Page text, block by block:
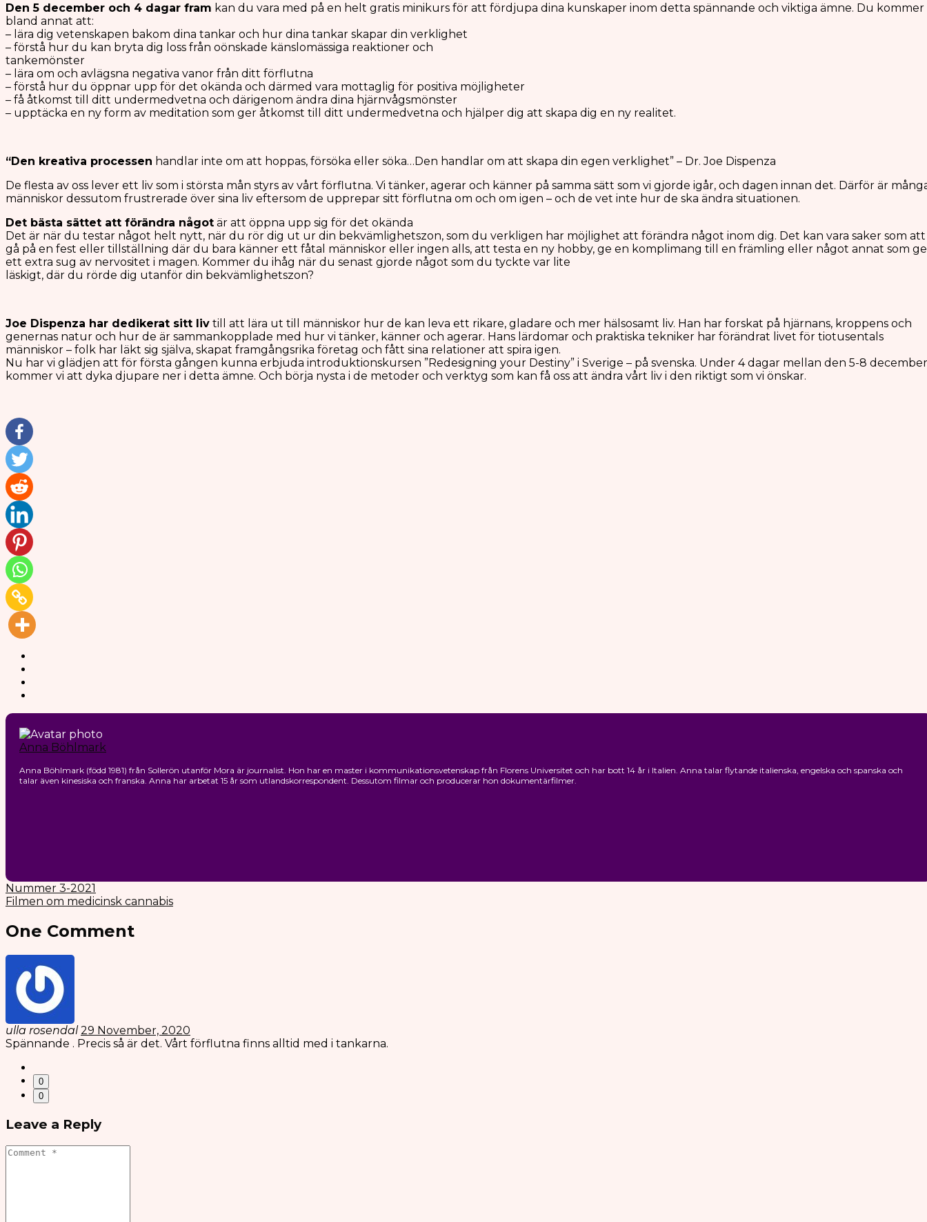
Den 5 december och 4 dagar fram kan du vara med på en helt gratis minikurs för att fördjupa dina kunskaper inom detta spännande och viktiga ämne. Du kommer
bland annat att:
– lära dig vetenskapen bakom dina tankar och hur dina tankar skapar din verklighet
– förstå hur du kan bryta dig loss från oönskade känslomässiga reaktioner och
tankemönster
– lära om och avlägsna negativa vanor från ditt förflutna
– förstå hur du öppnar upp för det okända och därmed vara mottaglig för positiva möjligheter
– få åtkomst till ditt undermedvetna och därigenom ändra dina hjärnvågsmönster
– upptäcka en ny form av meditation som ger åtkomst till ditt undermedvetna och hjälper dig att skapa dig en ny realitet.
“Den kreativa processen handlar inte om att hoppas, försöka eller söka…Den handlar om att skapa din egen verklighet” – Dr. Joe Dispenza
De flesta av oss lever ett liv som i största mån styrs av vårt förflutna. Vi tänker, agerar och känner på samma sätt som vi gjorde igår, och dagen innan det. Därför är
människor dessutom frustrerade över sina liv eftersom de upprepar sitt förflutna om och om igen – och de vet inte hur de ska ändra situationen.
Det bästa sättet att förändra något är att öppna upp sig för det okända
Det är när du testar något helt nytt, när du rör dig ut ur din bekvämlighetszon, som du verkligen har möjlighet att förändra något inom dig. Det kan vara saker som att
gå på en fest eller tillställning där du bara känner ett fåtal människor eller ingen alls, att testa en ny hobby, ge en komplimang till en främling eller något annat som
ett extra sug av nervositet i magen. Kommer du ihåg när du senast gjorde något som du tyckte var lite
läskigt, där du rörde dig utanför din bekvämlighetszon?
Joe Dispenza har dedikerat sitt liv till att lära ut till människor hur de kan leva ett rikare, gladare och mer hälsosamt liv. Han har forskat på hjärnans, kroppens och
genernas natur och hur de är sammankopplade med hur vi tänker, känner och agerar. Hans lärdomar och praktiska tekniker har förändrat livet för tiotusentals
människor – folk har läkt sig själva, skapat framgångsrika företag och fått sina relationer att spira igen.
Nu har vi glädjen att för första gången kunna erbjuda introduktionskursen ”Redesigning your Destiny” i Sverige – på svenska. Under 4 dagar mellan den 5-8 december
kommer vi att dyka djupare ner i detta ämne. Och börja nysta i de metoder och verktyg som kan få oss att ändra vårt liv i den riktigt som vi önskar.
Anna Böhlmark
Anna Böhlmark (född 1981) från Sollerön utanför Mora är journalist. Hon har en master i kommunikationsvetenskap från Florens Universitet och har bott 14 år i Italien. Anna talar flytande italienska, engelska och spanska och
talar även kinesiska och franska. Anna har arbetat 15 år som utlandskorrespondent. Dessutom filmar och producerar hon dokumentärfilmer.
Nummer 3-2021
Filmen om medicinsk cannabis
One Comment
ulla rosendal 29 November, 2020
Spännande . Precis så är det. Vårt förflutna finns alltid med i tankarna.
0
0
Leave a Reply